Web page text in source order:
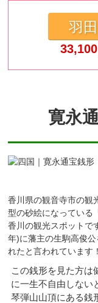
羽
33,100
寛永
香川県の観音寺市の観
型の砂絵になっている
香川の観光スポットで
年)に藩主の生駒高俊
れたと言われています！
この銭形を見た方は
に一生不自由しない
琴弾山山頂にある銭